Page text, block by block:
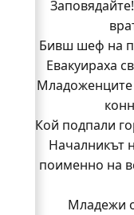
Бивш шеф на
Кой подпали
Младежи
доброволци
Началникът
поименно на
150 декара
Евакуираха
Младоженците
Кой подпали
Началникът
поименно на
Младежи